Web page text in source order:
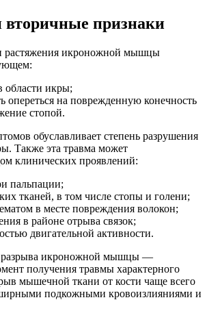
признаки
растяжения икроножной мышцы
области икры;
опереться на поврежденную конечность
стопой.
обуславливает степень разрушения
Также эта травма может
клинических проявлений:
пальпации;
тканей, в том числе стопы и голени;
в месте повреждения волокон;
в районе отрыва связок;
двигательной активности.
разрыва икроножной мышцы —
получения травмы характерного
мышечной ткани от кости чаще всего
подкожными кровоизлияниями и